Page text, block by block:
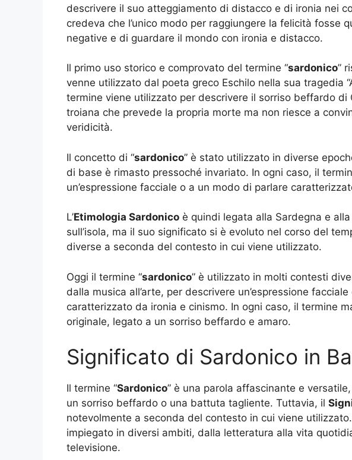
descrivere il suo atteggiamento di distacco e di ironia nei
credeva che l’unico modo per raggiungere la felicità fosse
negative e di guardare il mondo con ironia e distacco.
Il primo uso storico e comprovato del termine “sardonico”
venne utilizzato dal poeta greco Eschilo nella sua tragedia
termine viene utilizzato per descrivere il sorriso beffardo di
troiana che prevede la propria morte ma non riesce a
veridicità.
Il concetto di “sardonico” è stato utilizzato in diverse
di base è rimasto pressoché invariato. In ogni caso, il
un’espressione facciale o a un modo di parlare
L’Etimologia Sardonico è quindi legata alla Sardegna e
sull’isola, ma il suo significato si è evoluto nel corso del
diverse a seconda del contesto in cui viene utilizzato.
Oggi il termine “sardonico” è utilizzato in molti contesti
dalla musica all’arte, per descrivere un’espressione
caratterizzato da ironia e cinismo. In ogni caso, il termine
originale, legato a un sorriso beffardo e amaro.
Significato di Sardonico in
Il termine “Sardonico” è una parola affascinante e
un sorriso beffardo o una battuta tagliente. Tuttavia, il
notevolmente a seconda del contesto in cui viene
impiegato in diversi ambiti, dalla letteratura alla vita
televisione.